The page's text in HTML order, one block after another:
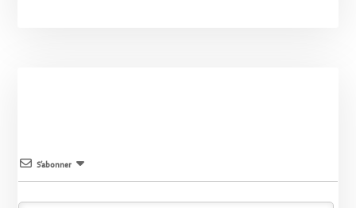
S’abonner